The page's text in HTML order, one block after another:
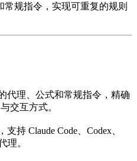
规指令，实现可重复的规则
代理、公式和常规指令，精确
交互方式。
支持 Claude Code、Codex、
理。